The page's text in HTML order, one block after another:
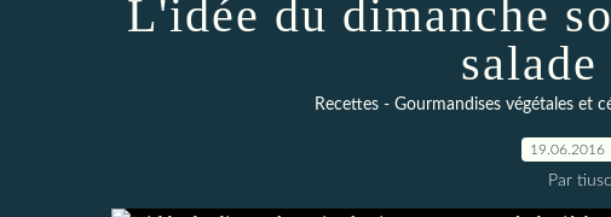
L'idée du dimanche
Recettes - Gourmandises végétales et
19.06.2016
Par